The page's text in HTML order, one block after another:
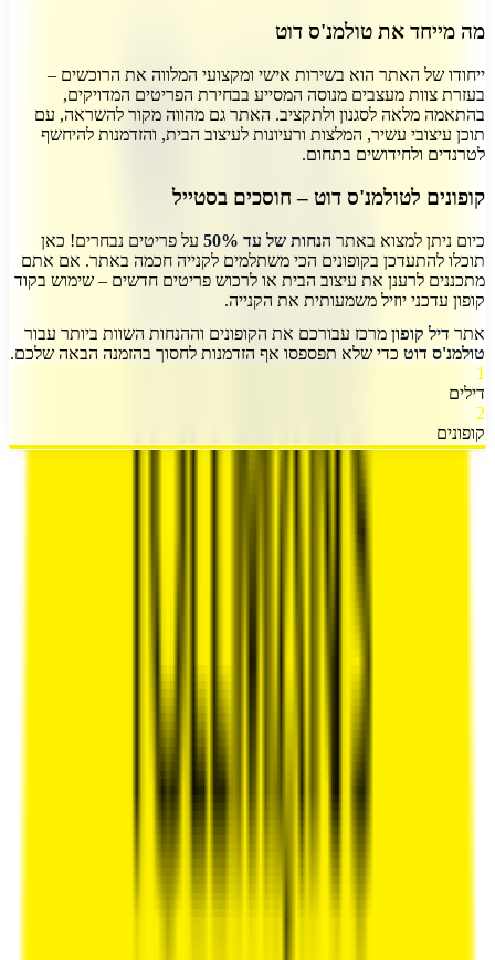
מה מייחד את טולמנ'ס דוט
ייחודו של האתר הוא בשירות אישי ומקצועי המלווה את הרוכשים –
בעזרת צוות מעצבים מנוסה המסייע בבחירת הפריטים המדויקים,
בהתאמה מלאה לסגנון ולתקציב. האתר גם מהווה מקור להשראה, עם
תוכן עיצובי עשיר, המלצות ורעיונות לעיצוב הבית, והזדמנות להיחשף
לטרנדים ולחידושים בתחום.
קופונים לטולמנ'ס דוט – חוסכים בסטייל
כיום ניתן למצוא באתר הנחות של עד 50%
על פריטים נבחרים! כאן
תוכלו להתעדכן בקופונים הכי משתלמים לקנייה חכמה באתר. אם אתם
מתכננים לרענן את עיצוב הבית או לרכוש פריטים חדשים – שימוש בקוד
קופון עדכני יוזיל משמעותית את הקנייה.
אתר דיל קופון מרכז עבורכם את הקופונים וההנחות השוות ביותר עבור
טולמנ'ס דוט כדי שלא תפספסו אף הזדמנות לחסוך בהזמנה הבאה שלכם.
1
דילים
2
קופונים